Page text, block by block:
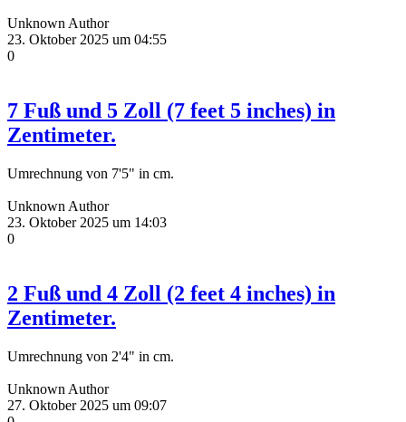
Unknown Author
23. Oktober 2025 um 04:55
0
7 Fuß und 5 Zoll (7 feet 5 inches) in
Zentimeter.
Umrechnung von 7'5" in cm.
Unknown Author
23. Oktober 2025 um 14:03
0
2 Fuß und 4 Zoll (2 feet 4 inches) in
Zentimeter.
Umrechnung von 2'4" in cm.
Unknown Author
27. Oktober 2025 um 09:07